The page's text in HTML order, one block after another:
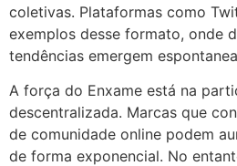
coletivas. Plataformas como
exemplos desse formato, onde
tendências emergem
A força do Enxame está na
descentralizada. Marcas que
de comunidade online podem
de forma exponencial. No